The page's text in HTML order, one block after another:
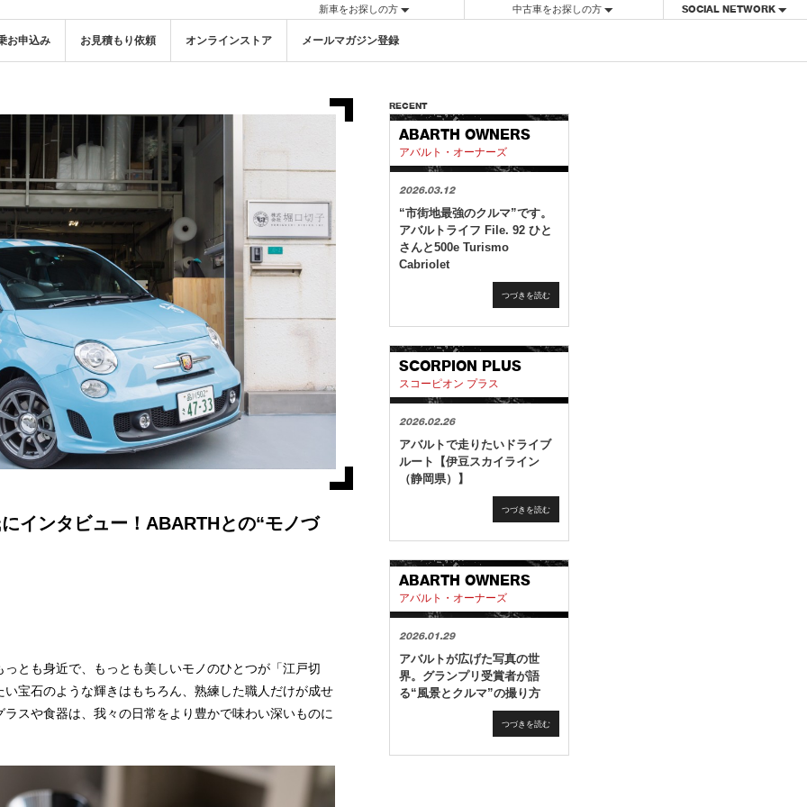
新車をお探しの方 中古車をお探しの方 SOCIAL NETWORK
お申込み お見積もり依頼 オンラインストア メールマガジン登録
インタビュー！ABARTHとの“モノづ
とも身近で、もっとも美しいモノのひとつが「江戸切
宝石のような輝きはもちろん、熟練した職人だけが成せ
スや食器は、我々の日常をより豊かで味わい深いものに
RECENT
ABARTH OWNERS
アバルト・オーナーズ
2026.03.12
“市街地最強のクルマ”です。
アバルトライフ File. 92 ひと
さんと500e Turismo
Cabriolet
つづきを読む
SCORPION PLUS
スコーピオン プラス
2026.02.26
アバルトで走りたいドライブ
ルート【伊豆スカイライン
（静岡県）】
つづきを読む
ABARTH OWNERS
アバルト・オーナーズ
2026.01.29
アバルトが広げた写真の世
界。グランプリ受賞者が語
る“風景とクルマ”の撮り方
つづきを読む